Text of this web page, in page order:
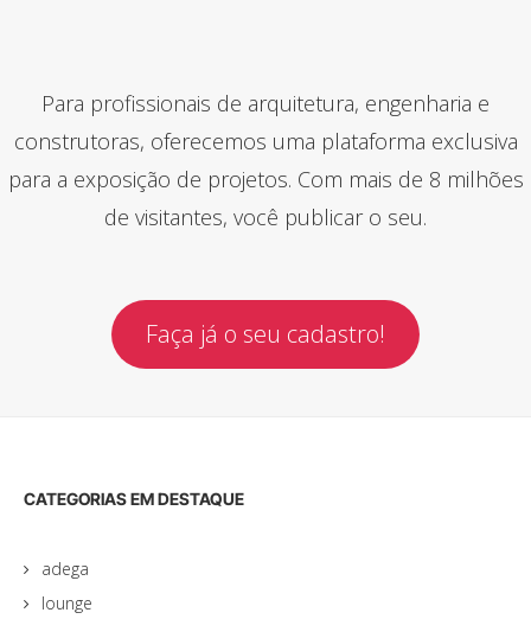
Para profissionais de arquitetura, engenharia e
construtoras, oferecemos uma plataforma exclusiva
para a exposição de projetos. Com mais de 8 milhões
de visitantes, você publicar o seu.
Faça já o seu cadastro!
CATEGORIAS EM DESTAQUE
adega
lounge